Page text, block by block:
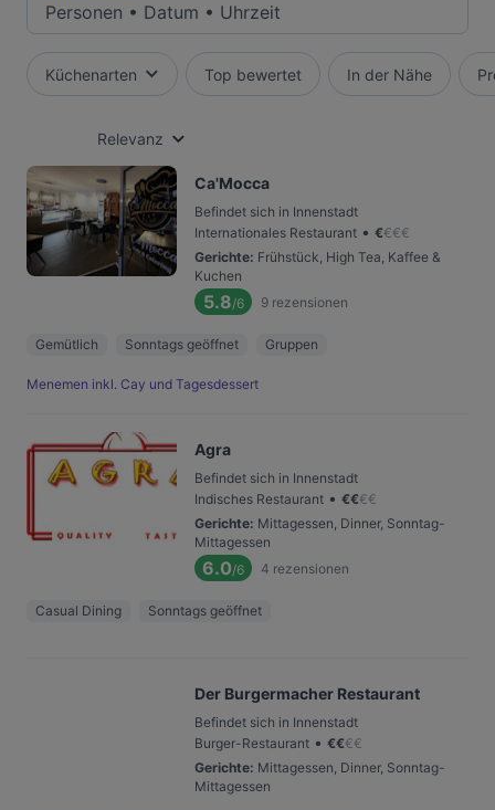
Personen • Datum • Uhrzeit
Küchenarten Top bewertet In der Nähe
Relevanz
Ca'Mocca
Befindet sich in Innenstadt
Internationales Restaurant • €€€€
Gerichte: Frühstück, High Tea, Kaffee &
Kuchen
5.8/6 9 rezensionen
Gemütlich Sonntags geöffnet Gruppen
Menemen inkl. Cay und Tagesdessert
Agra
Befindet sich in Innenstadt
Indisches Restaurant • €€€€
Gerichte: Mittagessen, Dinner, Sonntag-
Mittagessen
6.0/6 4 rezensionen
Casual Dining Sonntags geöffnet
Der Burgermacher Restaurant
Befindet sich in Innenstadt
Burger-Restaurant • €€€€
Gerichte: Mittagessen, Dinner, Sonntag-
Mittagessen